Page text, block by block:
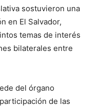
sostuvieron una
en El Salvador,
temas de interés
bilaterales entre
del órgano
de las